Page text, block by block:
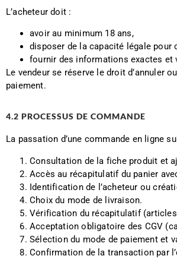
L’acheteur doit :
avoir au minimum 18 ans,
disposer de la capacité légale pour
fournir des informations exactes et
Le vendeur se réserve le droit d’annuler
paiement.
4.2 PROCESSUS DE COMMANDE
La passation d’une commande en ligne
Consultation de la fiche produit et
Accès au récapitulatif du panier
Identification de l’acheteur ou
Choix du mode de livraison.
Vérification du récapitulatif
Acceptation obligatoire des CGV
Sélection du mode de paiement et
Confirmation de la transaction par